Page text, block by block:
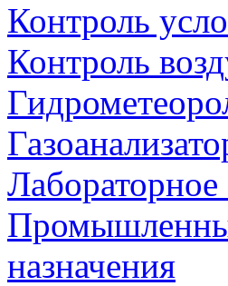
Контроль
Контроль
назначения